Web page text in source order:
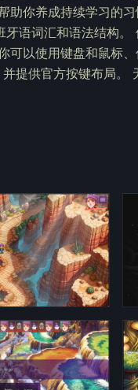
助你养成持续学习的
语词汇和语法结构。
可以使用键盘和鼠标
提供官方按键布局。